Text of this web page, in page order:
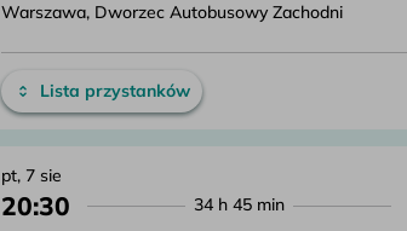
Warszawa, Dworzec Autobusowy Zachodni
Lista przystanków
pt, 7 sie
20:30 34 h 45 min